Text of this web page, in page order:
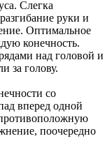
Слегка
руки и
Оптимальное
конечность.
над головой и
за голову.
со
вперед одной
поочередно